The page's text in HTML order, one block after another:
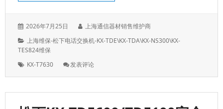
发
于：
2026年7月25日
作
上海通信器材销售维护商
分
类：
上海维保-松下电话交换机-KX-TDE\KX-TDA\KX-NS300\KX-
TES824维保
标
KX-T7630 发表评论: 松
T7630